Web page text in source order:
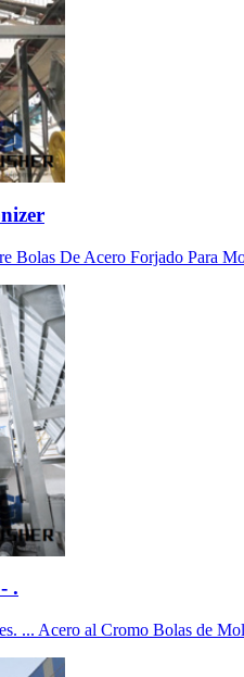
Bolas De Acero Forjado Para
.
... Acero al Cromo Bolas de